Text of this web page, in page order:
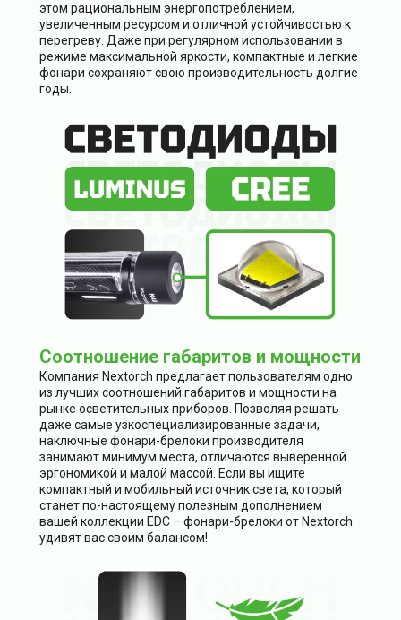
этом рациональным энергопотреблением,
увеличенным ресурсом и отличной устойчивостью к
перегреву. Даже при регулярном использовании в
режиме максимальной яркости, компактные и легкие
фонари сохраняют свою производительность долгие
годы.
Соотношение габаритов и мощности
Компания Nextorch предлагает пользователям одно
из лучших соотношений габаритов и мощности на
рынке осветительных приборов. Позволяя решать
даже самые узкоспециализированные задачи,
наключные фонари-брелоки производителя
занимают минимум места, отличаются выверенной
эргономикой и малой массой. Если вы ищите
компактный и мобильный источник света, который
станет по-настоящему полезным дополнением
вашей коллекции EDC – фонари-брелоки от Nextorch
удивят вас своим балансом!